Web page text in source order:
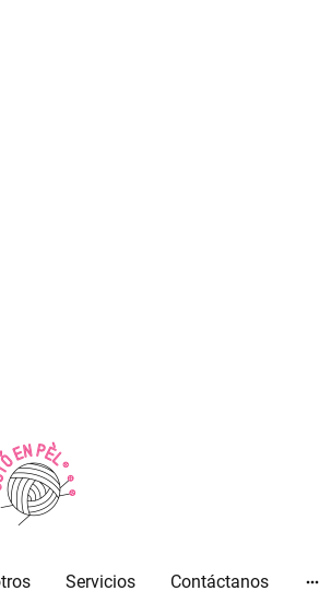
Servicios Contáctanos